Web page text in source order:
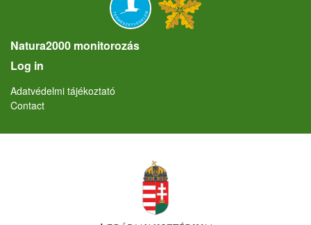
Natura2000 monitorozás
User account menu
Log in
Lábléc
Adatvédelmi tájékoztató
Contact